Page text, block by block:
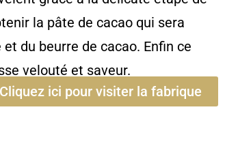
la pâte de cacao qui sera
du beurre de cacao. Enfin ce
velouté et saveur.
Cliquez ici pour visiter la fabrique